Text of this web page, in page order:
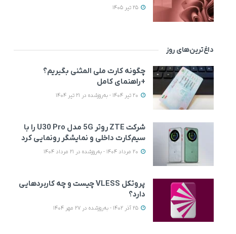
داغ‌ترین‌های روز
چگونه کارت ملی المثنی بگیریم؟
+راهنمای کامل
شرکت ZTE روتر 5G مدل U30 Pro را با
سیم‌کارت داخلی و نمایشگر رونمایی کرد
پروتکل VLESS چیست و چه کاربردهایی
دارد؟